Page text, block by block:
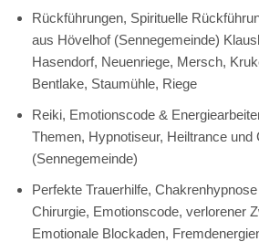
Rückführungen, Spirituelle
aus Hövelhof (Sennegemeinde)
Hasendorf, Neuenriege, Mersch,
Bentlake, Staumühle, Riege
Reiki, Emotionscode &
Themen, Hypnotiseur, Heiltrance und
(Sennegemeinde)
Perfekte Trauerhilfe,
Chirurgie, Emotionscode, verlorener
Emotionale Blockaden,